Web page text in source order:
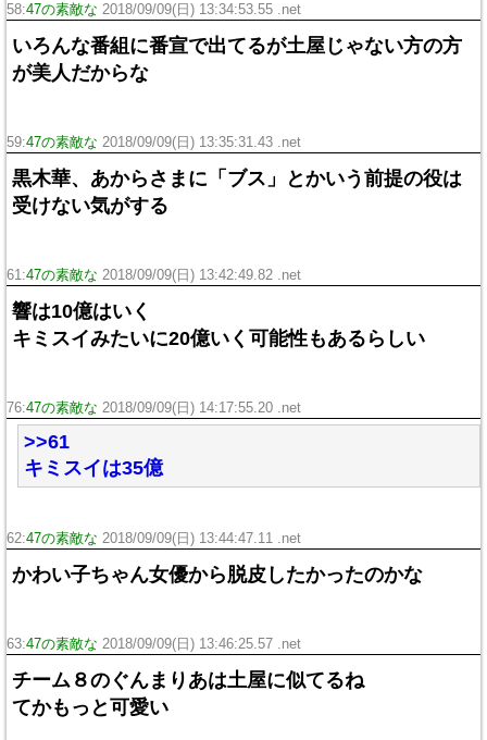
58:47の素敵な 2018/09/09(日) 13:34:53.55 .net
いろんな番組に番宣で出てるが土屋じゃない方の方
が美人だからな
59:47の素敵な 2018/09/09(日) 13:35:31.43 .net
黒木華、あからさまに「ブス」とかいう前提の役は
受けない気がする
61:47の素敵な 2018/09/09(日) 13:42:49.82 .net
響は10億はいく
キミスイみたいに20億いく可能性もあるらしい
76:47の素敵な 2018/09/09(日) 14:17:55.20 .net
>>61
キミスイは35億
62:47の素敵な 2018/09/09(日) 13:44:47.11 .net
かわい子ちゃん女優から脱皮したかったのかな
63:47の素敵な 2018/09/09(日) 13:46:25.57 .net
チーム８のぐんまりあは土屋に似てるね
てかもっと可愛い